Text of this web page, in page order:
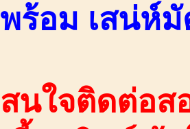
พร้อม เสน่ห์
สนใจติดต่อส